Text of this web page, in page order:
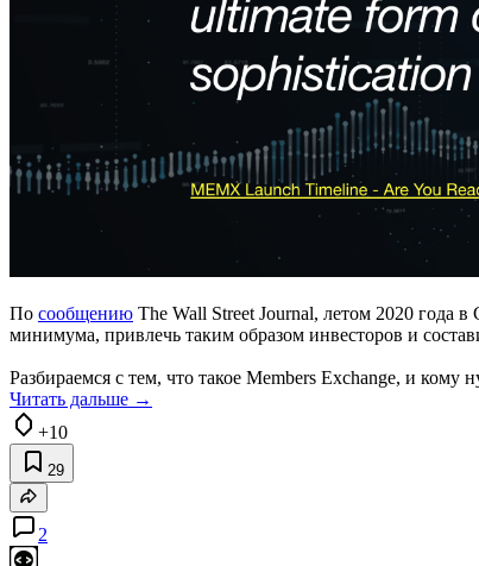
По сообщению The Wall Street Journal, летом 2020 года
минимума, привлечь таким образом инвесторов и
Разбираемся с тем, что такое Members Exchange, и кому
Читать дальше →
+10
29
2